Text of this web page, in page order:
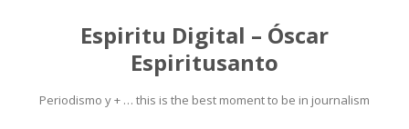
Espiritu Digital – Óscar
Espiritusanto
Periodismo y + … this is the best moment to be in journalism